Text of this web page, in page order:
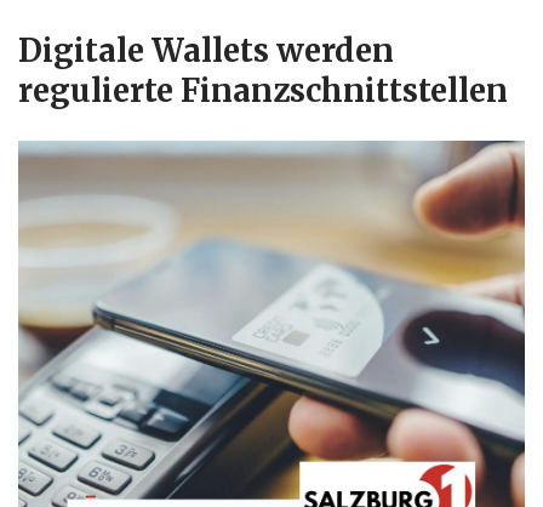
Digitale Wallets werden
regulierte Finanzschnittstellen